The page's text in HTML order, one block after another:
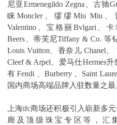
尼亚Ermenegildo Zegna、古驰
睐Moncler、缪缪Miu Miu
Valentino、宝格丽Bvlgari、
Beers、蒂芙尼Tiffany & Co.
Louis Vuitton、香奈儿 Chanel
Cleef & Arpel、爱马仕Hermes
有 Fendi 、Burberry 、Saint
国内商场高端品牌入驻数量之最
上海ifc商场还积极引入崭新多
廊及顶级珠宝专区等，汇